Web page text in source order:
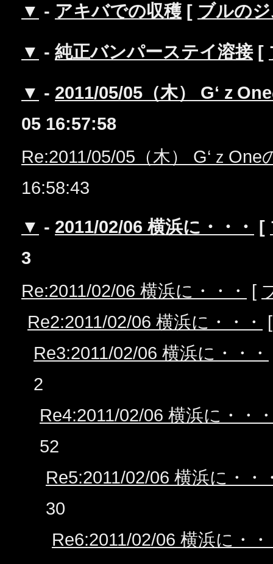
▼ - アキバでの収穫 [ ブルの
▼ - 純正バンパーステイ溶接[
▼ - 2011/05/05（木） G‘ｚ
05 16:57:58
Re:2011/05/05（木） G‘ｚOne
16:58:43
▼ - 2011/02/06 横浜に・・・ [
3
Re:2011/02/06 横浜に・・・
[
Re2:2011/02/06 横浜に・・・
Re3:2011/02/06 横浜に・・・
2
Re4:2011/02/06 横浜に・・
52
Re5:2011/02/06 横浜に・・
30
Re6:2011/02/06 横浜に・